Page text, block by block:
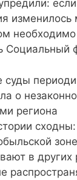
изменилось
необходимо
Социальный
суды
о
региона
в других